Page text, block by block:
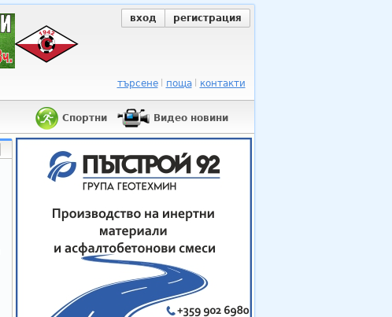
вход регистрация
търсене поща контакти
Спортни Видео новини